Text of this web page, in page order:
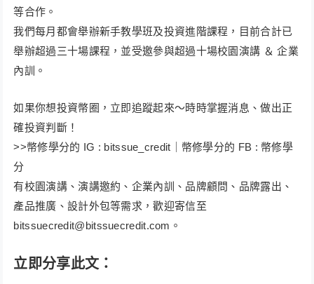
等合作。
我們每月都會舉辦新手教學班及投資進階課程，目前合計已
舉辦超過三十場課程，並受邀參與超過十場校園演講 ＆ 企業
內訓。
如果你想投資幣圈，立即追蹤起來～時時掌握消息、做出正
確投資判斷！
>>​幣修學分的 IG : bitssue_credit｜幣修學分的 FB : 幣修學
分
有校園演講、演講邀約、企業內訓、品牌顧問、品牌露出、
產品推廣、設計外包等需求，歡迎寄信至
bitssuecredit@bitssuecredit.com 。
立即分享此文：